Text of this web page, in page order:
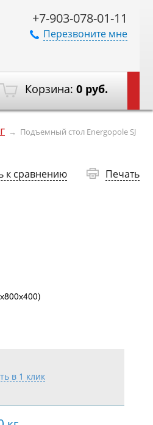
+7-903-078-01-11
Перезвоните мне
Корзина: 0 руб.
→ Подъемный стол Energopole SJ
к сравнению Печать